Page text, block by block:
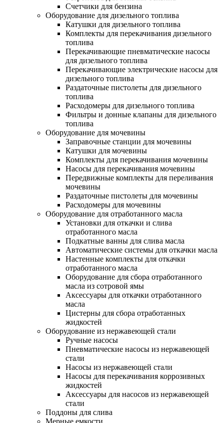
Счетчики для бензина
Оборудование для дизельного топлива
Катушки для дизельного топлива
Комплекты для перекачивания дизельного
топлива
Перекачивающие пневматические насосы
для дизельного топлива
Перекачивающие электрические насосы для
дизельного топлива
Раздаточные пистолеты для дизельного
топлива
Расходомеры для дизельного топлива
Фильтры и донные клапаны для дизельного
топлива
Оборудование для мочевины
Заправочные станции для мочевины
Катушки для мочевины
Комплекты для перекачивания мочевины
Насосы для перекачивания мочевины
Передвижные комплекты для переливания
мочевины
Раздаточные пистолеты для мочевины
Расходомеры для мочевины
Оборудование для отработанного масла
Установки для откачки и слива
отработанного масла
Подкатные ванны для слива масла
Автоматические системы для откачки масла
Настенные комплекты для откачки
отработанного масла
Оборудование для сбора отработанного
масла из сотровой ямы
Аксессуары для откачки отработанного
масла
Цистерны для сбора отработанных
жидкостей
Оборудование из нержавеющей стали
Ручные насосы
Пневматические насосы из нержавеющей
стали
Насосы из нержавеющей стали
Насосы для перекачивания коррозивных
жидкостей
Аксессуары для насосов из нержавеющей
стали
Поддоны для слива